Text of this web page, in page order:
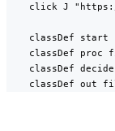
click J
classDef start
classDef proc
classDef
classDef out